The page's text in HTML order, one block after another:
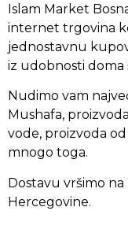
Islam Market
internet trgovina
jednostavnu
iz udobnosti doma
Nudimo vam
Mushafa,
vode, proizvoda od
mnogo toga.
Dostavu vršimo
Hercegovine.